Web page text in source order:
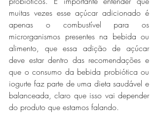
muitas vezes esse açúcar adicionado é
apenas o combustível para os
microrganismos presentes na bebida ou
alimento, que essa adição de açúcar
deve estar dentro das recomendações e
que o consumo da bebida probiótica ou
iogurte faz parte de uma dieta saudável e
balanceada, claro que isso vai depender
do produto que estamos falando.